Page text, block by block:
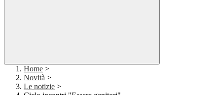
Home >
Novità >
Le notizie >